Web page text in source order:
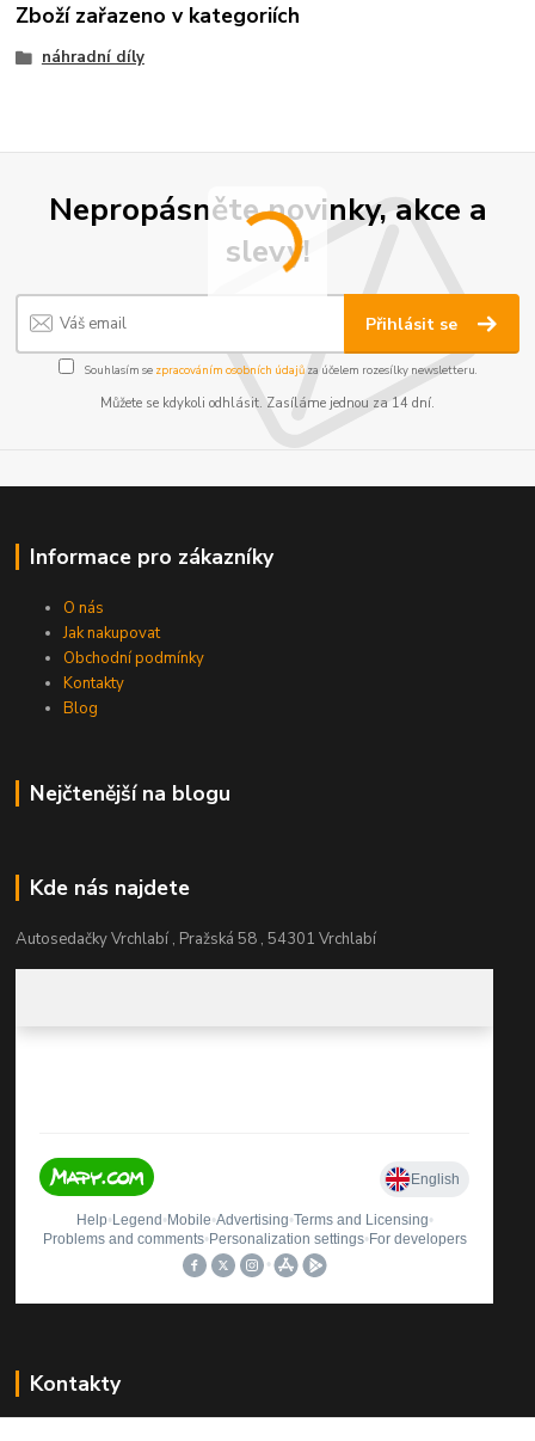
Zboží zařazeno v kategoriích
náhradní díly
Nepropásněte novinky, akce a
slevy!
Přihlásit se
Souhlasím se zpracováním osobních údajůza účelem rozesílky newsletteru.
Můžete se kdykoli odhlásit. Zasíláme jednou za 14 dní.
Informace pro zákazníky
O nás
Jak nakupovat
Obchodní podmínky
Kontakty
Blog
Nejčtenější na blogu
Kde nás najdete
Autosedačky Vrchlabí , Pražská 58 , 54301 Vrchlabí
Kontakty